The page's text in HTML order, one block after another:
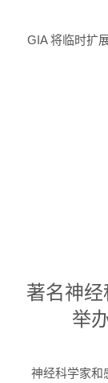
GIA 将临时扩
著名神经
举
神经科学家和